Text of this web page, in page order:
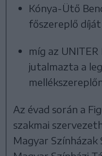
Kónya-Ütő
főszereplő
míg az
jutalmazta a
Az évad során a
szakmai
Magyar Színházak